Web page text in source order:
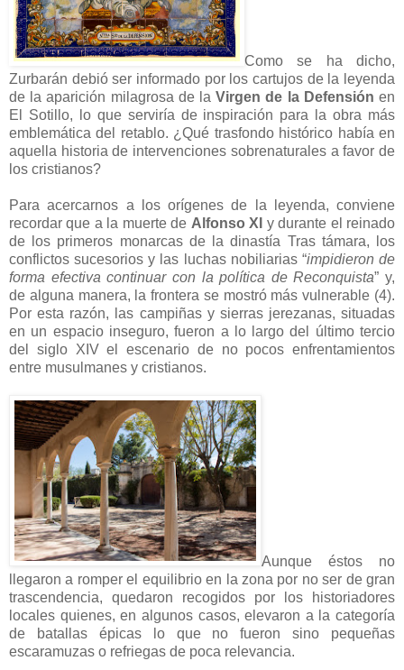
Como se ha dicho,
Zurbarán debió ser informado por los cartujos de la leyenda
de la aparición milagrosa de laVirgen de la Defensión en
El Sotillo, lo que serviría de inspiración para la obra más
emblemática del retablo. ¿Qué trasfondo histórico había en
aquella historia de intervenciones sobrenaturales a favor de
los cristianos?
Para acercarnos a los orígenes de la leyenda, conviene
recordar que a la muerte de Alfonso XI y durante el reinado
de los primeros monarcas de la dinastía Tras támara, los
conflictos sucesorios y las luchas nobiliarias “impidieron de
forma efectiva continuar con la política de Reconquista” y,
de alguna manera, la frontera se mostró más vulnerable (4).
Por esta razón, las campiñas y sierras jerezanas, situadas
en un espacio inseguro, fueron a lo largo del último tercio
del siglo XIV el escenario de no pocos enfrentamientos
entre musulmanes y cristianos.
Aunque éstos no
llegaron a romper el equilibrio en la zona por no ser de gran
trascendencia, quedaron recogidos por los historiadores
locales quienes, en algunos casos, elevaron a la categoría
de batallas épicas lo que no fueron sino pequeñas
escaramuzas o refriegas de poca relevancia.